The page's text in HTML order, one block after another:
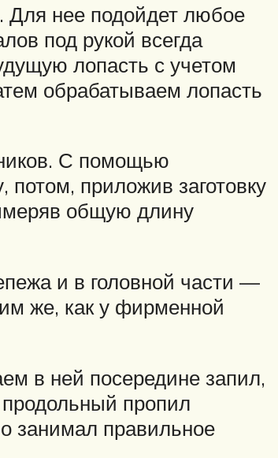
Для нее подойдет любое
под рукой всегда
лопасть с учетом
обрабатываем лопасть
С помощью
приложив заготовку
общую длину
и в головной части —
же, как у фирменной
в ней посередине запил,
пропил
занимал правильное